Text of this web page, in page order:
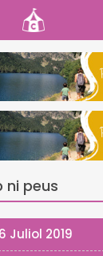
ni peus
Juliol 2019